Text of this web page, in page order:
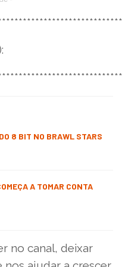
8 BIT NO BRAWL STARS
A TOMAR CONTA
no canal, deixar